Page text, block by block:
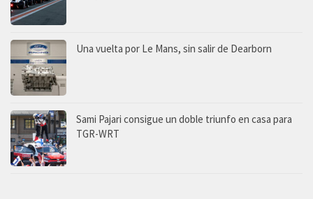
Una vuelta por Le Mans, sin salir de Dearborn
Sami Pajari consigue un doble triunfo en casa para
TGR-WRT